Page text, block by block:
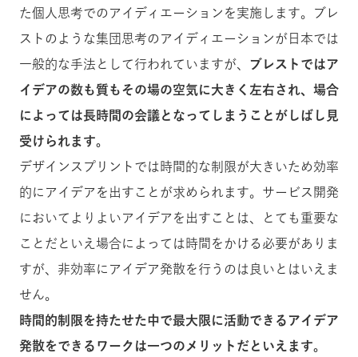
た個人思考でのアイディエーションを実施します。ブレ
ストのような集団思考のアイディエーションが日本では
一般的な手法として行われていますが、 ブレストではア
イデアの数も質もその場の空気に大きく左右され、場合
によっては長時間の会議となってしまうことがしばし見
受けられます。
デザインスプリントでは時間的な制限が大きいため効率
的にアイデアを出すことが求められます。サービス開発
においてよりよいアイデアを出すことは、とても重要な
ことだといえ場合によっては時間をかける必要がありま
すが、非効率にアイデア発散を行うのは良いとはいえま
せん。
時間的制限を持たせた中で最大限に活動できるアイデア
発散をできるワークは一つのメリットだといえます。